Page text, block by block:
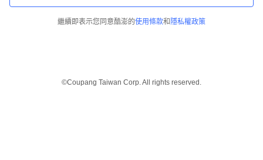
繼續即表示您同意酷澎的使用條款和 隱私權政策
©Coupang Taiwan Corp. All rights reserved.